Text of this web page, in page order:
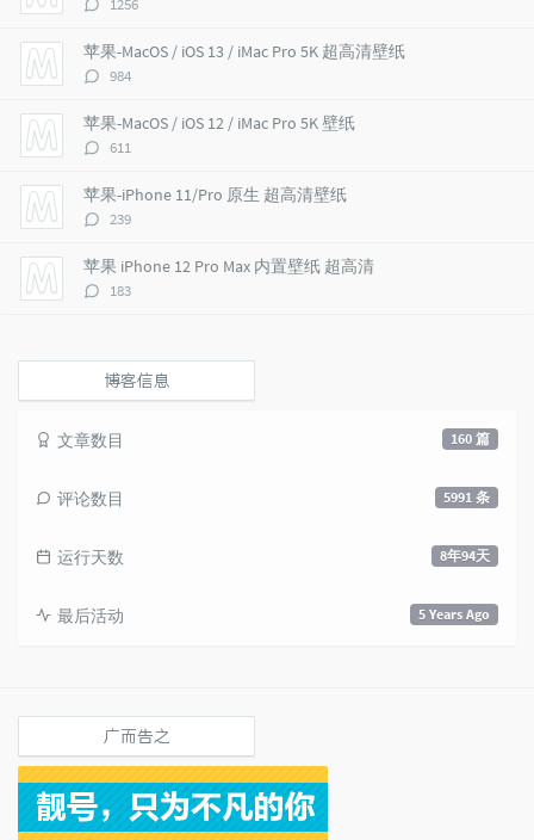
r
a
r
t
i
c
l
e
s
m
n
s
数：
1256
苹果-MacOS / iOS 13 / iMac Pro 5K 超高清壁纸
评
数：
984
苹果-MacOS / iOS 12 / iMac Pro 5K 壁纸
评
数：
611
苹果-iPhone 11/Pro 原生 超高清壁纸
评
数：
239
苹果 iPhone 12 Pro Max 内置壁纸 超高清
评
183
博客信息
160 篇
文章数目
5991 条
评论数目
8年94天
运行天数
5 Years Ago
最后活动
广而告之